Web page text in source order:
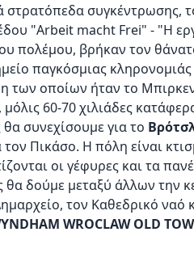
στρατόπεδα συγκέντρωσης,
"Arbeit macht Frei" - "Η
πολέμου, βρήκαν τον
παγκόσμιας κληρονομιάς
των οποίων ήταν το
60-70 χιλιάδες
συνεχίσουμε για το
Πικάσο. Η πόλη είναι
οι γέφυρες και τα
θα δούμε μεταξύ άλλων την
τον Καθεδρικό ναό
WROCLAW OLD